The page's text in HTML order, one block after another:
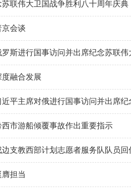
联伟大卫国战争胜利八十周年庆典
会谈
斯进行国事访问并出席纪念苏联
融合发展
市游船倾覆事故作出重要指示
支教西部计划志愿者服务队队员回
担当